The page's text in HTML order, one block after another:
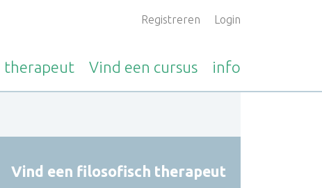
Registreren Login
therapeut Vind een cursus info
Vind een filosofisch therapeut